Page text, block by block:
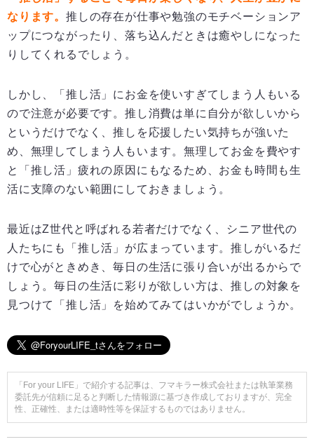
なります。 推しの存在が仕事や勉強のモチベーションア
ップにつながったり、落ち込んだときは癒やしになった
りしてくれるでしょう。
しかし、「推し活」にお金を使いすぎてしまう人もいる
ので注意が必要です。推し消費は単に自分が欲しいから
というだけでなく、推しを応援したい気持ちが強いた
め、無理してしまう人もいます。無理してお金を費やす
と「推し活」疲れの原因にもなるため、お金も時間も生
活に支障のない範囲にしておきましょう。
最近はZ世代と呼ばれる若者だけでなく、シニア世代の
人たちにも「推し活」が広まっています。推しがいるだ
けで心がときめき、毎日の生活に張り合いが出るからで
しょう。毎日の生活に彩りが欲しい方は、推しの対象を
見つけて「推し活」を始めてみてはいかがでしょうか。
「For your LIFE」で紹介する記事は、フマキラー株式会社または執筆業務
委託先が信頼に足ると判断した情報源に基づき作成しておりますが、完全
性、正確性、または適時性等を保証するものではありません。